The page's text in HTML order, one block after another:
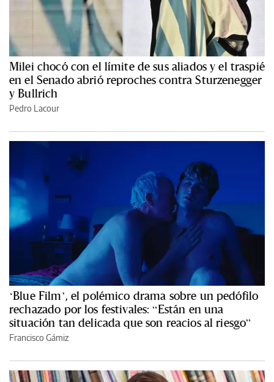
Milei chocó con el límite de sus aliados y el traspié
en el Senado abrió reproches contra Sturzenegger
y Bullrich
Pedro Lacour
‘Blue Film’, el polémico drama sobre un pedófilo
rechazado por los festivales: “Están en una
situación tan delicada que son reacios al riesgo”
Francisco Gámiz